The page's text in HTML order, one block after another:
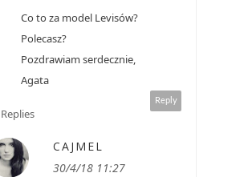
Co to za model Levisów?
Polecasz?
Pozdrawiam serdecznie,
Agata
Reply
Replies
CAJMEL
30/4/18 11:27